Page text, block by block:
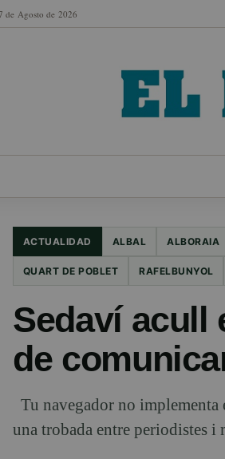
de Agosto de 2026
ACTUALIDAD ALBAL ALBORAIA
QUART DE POBLET RAFELBUNYOL
Sedaví acull
de
Tu navegador no
una trobada entre periodistes i